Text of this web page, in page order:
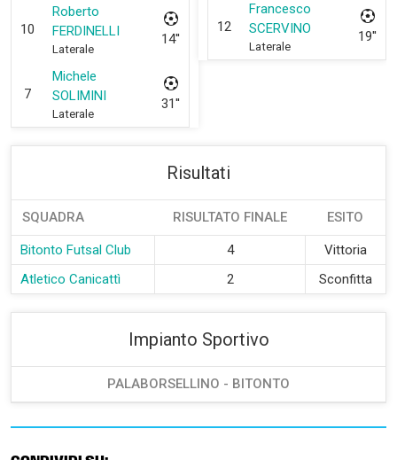
10
Roberto
FERDINELLI
Laterale
14''
7
Michele
SOLIMINI
Laterale
31''
12
Francesco
SCERVINO
Laterale
19''
Risultati
SQUADRA RISULTATO FINALE ESITO
Bitonto Futsal Club 4
Vittoria
Atletico Canicattì
2 Sconfitta
Impianto Sportivo
PALABORSELLINO - BITONTO